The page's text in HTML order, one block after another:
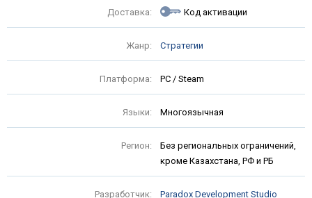
Доставка: Код активации
Жанр: Стратегии
Платформа: PC / Steam
Языки: Многоязычная
Регион:
Без региональных ограничений,
кроме Казахстана, РФ и РБ
Разработчик: Paradox Development Studio